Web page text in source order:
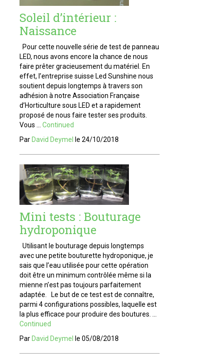
Soleil d’intérieur :
Naissance
Pour cette nouvelle série de test de panneau
LED, nous avons encore la chance de nous
faire prêter gracieusement du matériel. En
effet, l’entreprise suisse Led Sunshine nous
soutient depuis longtemps à travers son
adhésion à notre Association Française
d’Horticulture sous LED et a rapidement
proposé de nous faire tester ses produits.
Vous … Continued
Par David Deymel le 24/10/2018
Mini tests : Bouturage
hydroponique
Utilisant le bouturage depuis longtemps
avec une petite bouturette hydroponique, je
sais que l’eau utilisée pour cette opération
doit être un minimum contrôlée même si la
mienne n’est pas toujours parfaitement
adaptée. Le but de ce test est de connaître,
parmi 4 configurations possibles, laquelle est
la plus efficace pour produire des boutures. …
Continued
Par David Deymel le 05/08/2018